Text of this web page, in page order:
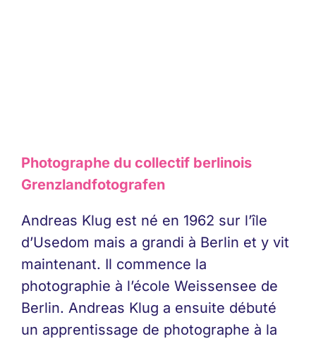
Photographe du collectif berlinois
Grenzlandfotografen
Andreas Klug est né en 1962 sur l’île
d’Usedom mais a grandi à Berlin et y vit
maintenant. Il commence la
photographie à l’école Weissensee de
Berlin. Andreas Klug a ensuite débuté
un apprentissage de photographe à la